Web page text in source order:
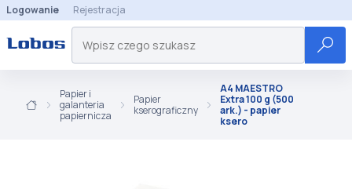
Logowanie Rejestracja
Papier i
galanteria
papiernicza
Papier
kserograficzny
A4 MAESTRO
Extra 100 g (500
ark.) - papier
ksero